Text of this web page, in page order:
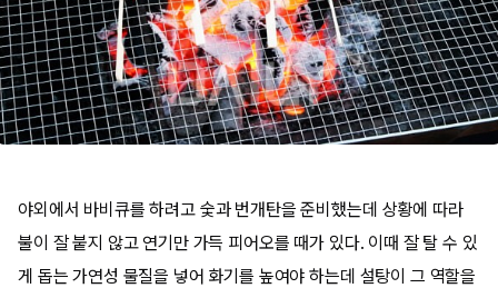
야외에서 바비큐를 하려고 숯과 번개탄을 준비했는데 상황에 따라
불이 잘 붙지 않고 연기만 가득 피어오를 때가 있다. 이때 잘 탈 수 있
게 돕는 가연성 물질을 넣어 화기를 높여야 하는데 설탕이 그 역할을